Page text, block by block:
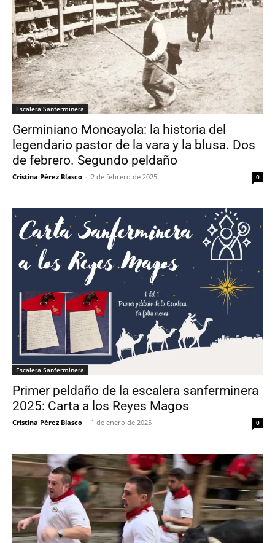
Escalera Sanferminera
Germiniano Moncayola: la historia del
legendario pastor de la vara y la blusa. Dos
de febrero. Segundo peldaño
Cristina Pérez Blasco - 2 de febrero de 2025 0
Escalera Sanferminera
Primer peldaño de la escalera sanferminera
2025: Carta a los Reyes Magos
Cristina Pérez Blasco - 1 de enero de 2025 0